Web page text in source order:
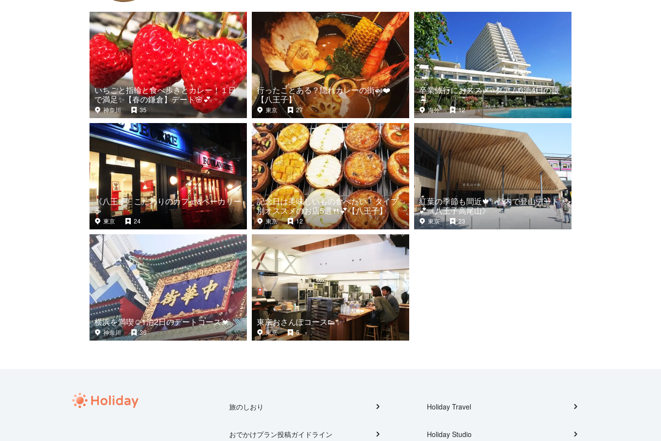
いちごと指輪と食べ歩きとカレー！１日
で満足✨【春の鎌倉】デート🌸💕
神奈川 35
行ったことある？隠れカレーの街🍛❤️
【八王子】
東京 27
卒業旅行におススメ⭐️グアム3泊4日の旅
🏝
海外 12
《八王子》こだわりのカフェ&ベーカリー
☕️
東京 24
記念日は美味しいもの食べたい！タイプ
別オススメのお店5選🍴💕【八王子】
東京 12
紅葉の季節も間近🍁✨都内で登山デート
💕《八王子高尾山》
東京 23
横浜を満喫☺️1泊2日のデートコース💓
神奈川 36
東京おさんぽコース👟✨
東京 5
旅のしおり
おでかけプラン投稿ガイドライン
Holiday Travel
Holiday Studio